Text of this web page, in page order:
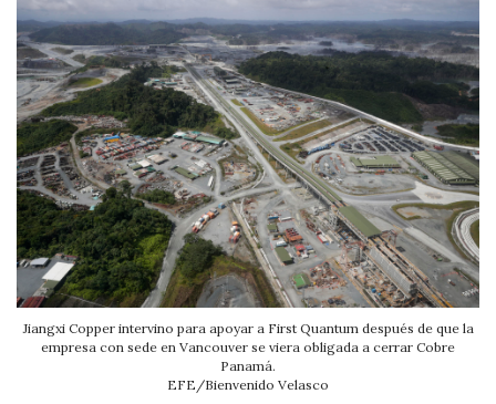
Jiangxi Copper intervino para apoyar a First Quantum después de que la
empresa con sede en Vancouver se viera obligada a cerrar Cobre
Panamá.
EFE/Bienvenido Velasco